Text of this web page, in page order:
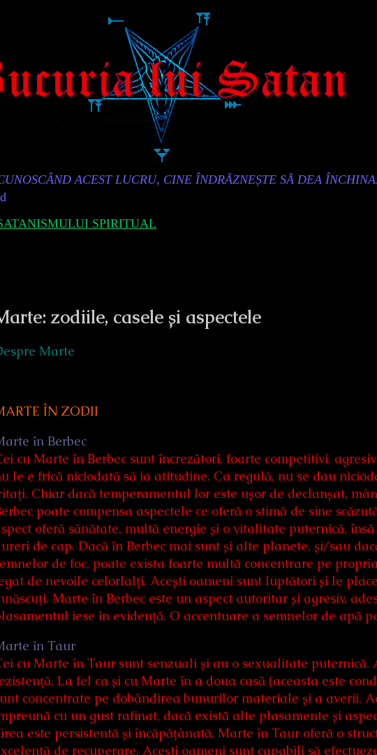
ACEST LUCRU, CINE ÎNDRĂZNEȘTE SĂ DEA
SPIRITUAL
zodiile, casele și aspectele
Marte
ÎN ZODII
în Berbec
cu Marte în Berbec sunt încrezători, foarte competitivi,
le e frică niciodată să ia atitudine. Ca regulă, nu se dau
Chiar dacă temperamentul lor este ușor de declanșat,
poate compensa aspectele ce oferă o stimă de sine
oferă sănătate, multă energie și o vitalitate puternică,
de cap. Dacă în Berbec mai sunt și alte planete, și/sau
de foc, poate exista foarte multă concentrare pe
de nevoile celorlalți. Acești oameni sunt luptători și le
Marte în Berbec este un aspect autoritar și agresiv,
iese în evidență. O accentuare a semnelor de apă
în Taur
cu Marte în Taur sunt senzuali și au o sexualitate puternică.
La fel ca și cu Marte în a doua casă (aceasta este
concentrate pe dobândirea bunurilor materiale și a averii.
cu un gust rafinat, dacă există alte plasamente și
este persistentă și încăpățânată. Marte în Taur oferă o
de recuperare. Acești oameni sunt capabili să